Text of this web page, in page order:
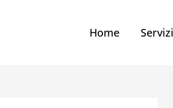
Home Servizi